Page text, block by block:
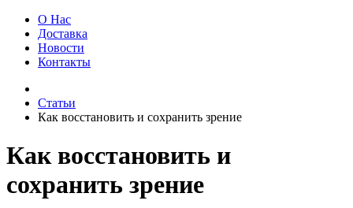
О Нас
Доставка
Новости
Контакты
Статьи
Как восстановить и сохранить зрение
Как восстановить и
сохранить зрение